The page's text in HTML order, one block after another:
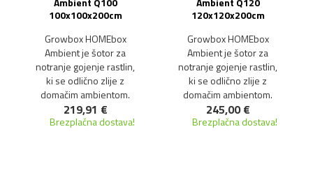
Brezplačna dostava!
100x100x200cm
Growbox HOMEbox
Ambient je šotor za
notranje gojenje rastlin,
ki se odlično zlije z
domačim ambientom.
219,91 €
Brezplačna dostava!
120x120x200cm
Growbox HOMEbox
Ambient je šotor za
notranje gojenje rastlin,
ki se odlično zlije z
domačim ambientom.
245,00 €